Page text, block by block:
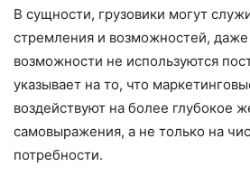
В сущности, грузовики могут
стремления и возможностей, даже
возможности не используются
указывает на то, что
воздействуют на более глубокое
самовыражения, а не только на
потребности.